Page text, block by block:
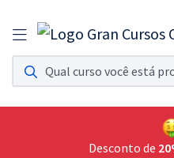
Assinatura Ilimitada 11
Acesso a todos os cursos. Teste grátis
Assinatura OAB Até Passar
Acesso ilimitado a toda preparação
Desconto de